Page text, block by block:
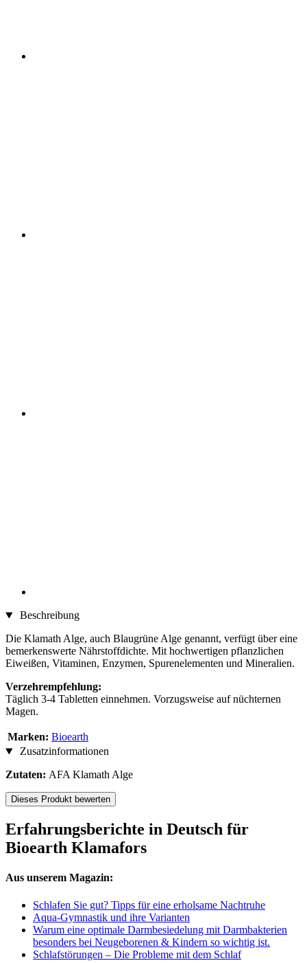
Beschreibung
Die Klamath Alge, auch Blaugrüne Alge genannt, verfügt über eine
bemerkenswerte Nährstoffdichte. Mit hochwertigen pflanzlichen
Eiweißen, Vitaminen, Enzymen, Spurenelementen und Mineralien.
Verzehrempfehlung:
Täglich 3-4 Tabletten einnehmen. Vorzugsweise auf nüchternen
Magen.
Marken: Bioearth
Zusatzinformationen
Zutaten: AFA Klamath Alge
Dieses Produkt bewerten
Erfahrungsberichte in Deutsch für
Bioearth Klamafors
Aus unserem Magazin:
Schlafen Sie gut? Tipps für eine erholsame Nachtruhe
Aqua-Gymnastik und ihre Varianten
Warum eine optimale Darmbesiedelung mit Darmbakterien
besonders bei Neugeborenen & Kindern so wichtig ist.
Schlafstörungen – Die Probleme mit dem Schlaf